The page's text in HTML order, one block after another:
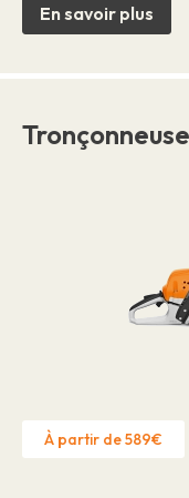
En savoir plus
À partir de 589€